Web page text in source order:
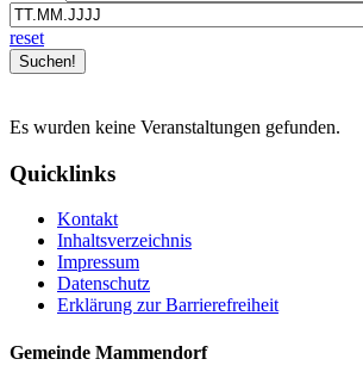
reset
Es wurden keine Veranstaltungen gefunden.
Quicklinks
Kontakt
Inhaltsverzeichnis
Impressum
Datenschutz
Erklärung zur Barrierefreiheit
Gemeinde Mammendorf